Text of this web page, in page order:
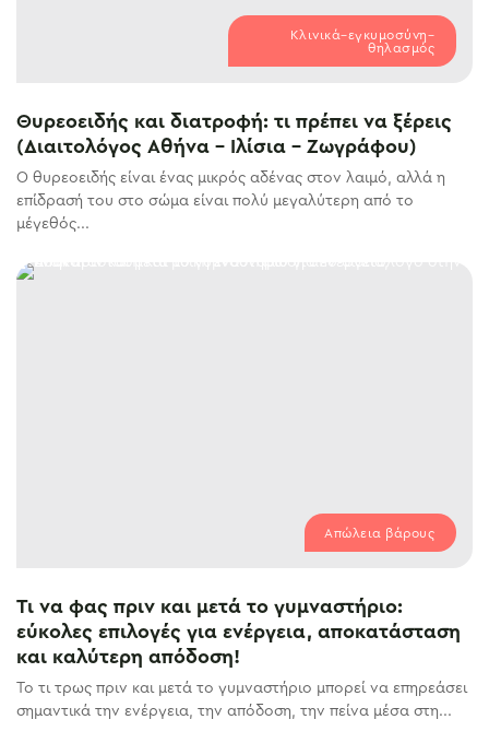
Κλινικά–εγκυμοσύνη–
θηλασμός
Θυρεοειδής και διατροφή: τι πρέπει να ξέρεις
(Διαιτολόγος Αθήνα – Ιλίσια – Ζωγράφου)
Ο θυρεοειδής είναι ένας μικρός αδένας στον λαιμό, αλλά η
επίδρασή του στο σώμα είναι πολύ μεγαλύτερη από το
μέγεθός...
Απώλεια βάρους
Τι να φας πριν και μετά το γυμναστήριο:
εύκολες επιλογές για ενέργεια, αποκατάσταση
και καλύτερη απόδοση!
Το τι τρως πριν και μετά το γυμναστήριο μπορεί να επηρεάσει
σημαντικά την ενέργεια, την απόδοση, την πείνα μέσα στη...